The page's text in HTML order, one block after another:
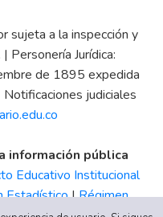
sujeta a la inspección y
Personería Jurídica:
de 1895 expedida
judiciales
información pública
Educativo Institucional
Estadístico|Régimen